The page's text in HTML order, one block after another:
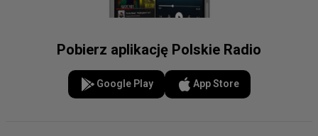
Pobierz aplikację Polskie Radio
Google Play App Store